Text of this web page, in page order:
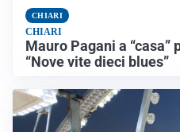
CHIARI
CHIARI
Mauro Pagani a “casa”
“Nove vite dieci blues”